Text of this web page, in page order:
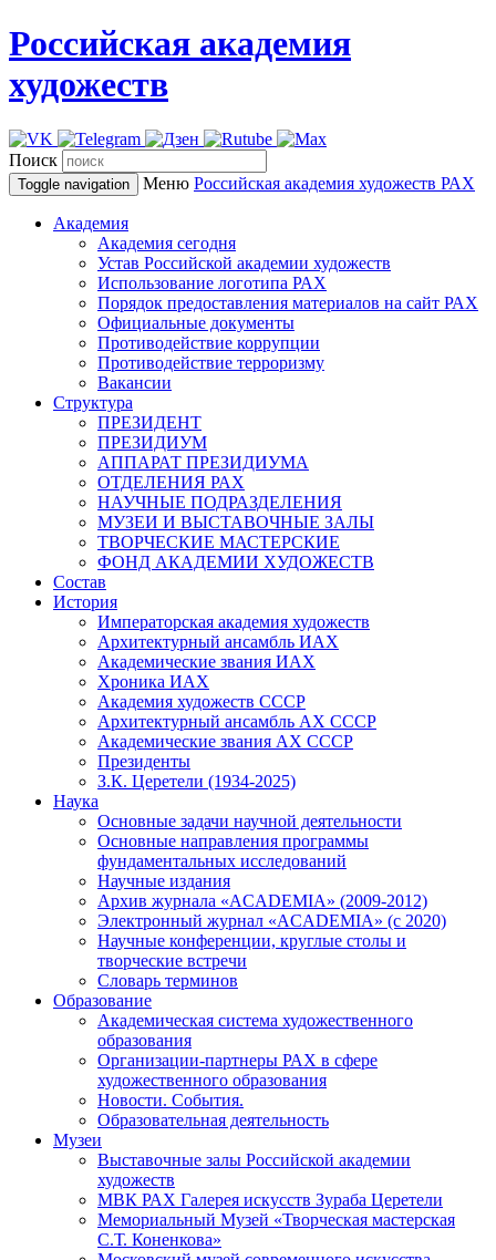
Российская академия
художеств
Поиск
Toggle navigation Меню Российская академия художеств РАХ
Академия
Академия сегодня
Устав Российской академии художеств
Использование логотипа РАХ
Порядок предоставления материалов на сайт РАХ
Официальные документы
Противодействие коррупции
Противодействие терроризму
Вакансии
Структура
ПРЕЗИДЕНТ
ПРЕЗИДИУМ
АППАРАТ ПРЕЗИДИУМА
ОТДЕЛЕНИЯ РАХ
НАУЧНЫЕ ПОДРАЗДЕЛЕНИЯ
МУЗЕИ И ВЫСТАВОЧНЫЕ ЗАЛЫ
ТВОРЧЕСКИЕ МАСТЕРСКИЕ
ФОНД АКАДЕМИИ ХУДОЖЕСТВ
Состав
История
Императорская академия художеств
Архитектурный ансамбль ИАХ
Академические звания ИАХ
Хроника ИАХ
Академия художеств СССР
Архитектурный ансамбль АХ СССР
Академические звания АХ СССР
Президенты
З.К. Церетели (1934-2025)
Наука
Основные задачи научной деятельности
Основные направления программы
фундаментальных исследований
Научные издания
Архив журнала «ACADEMIA» (2009-2012)
Электронный журнал «ACADEMIA» (с 2020)
Научные конференции, круглые столы и
творческие встречи
Словарь терминов
Образование
Академическая система художественного
образования
Организации-партнеры РАХ в сфере
художественного образования
Новости. События.
Образовательная деятельность
Музеи
Выставочные залы Российской академии
художеств
МВК РАХ Галерея искусств Зураба Церетели
Мемориальный Музей «Творческая мастерская
С.Т. Коненкова»